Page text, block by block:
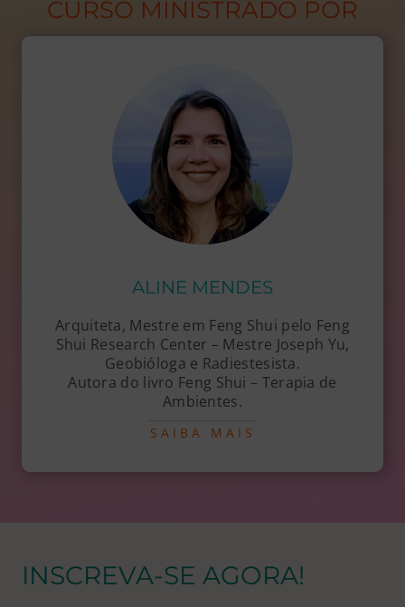
CURSO MINISTRADO POR
ALINE MENDES
Arquiteta, Mestre em Feng Shui pelo Feng
Shui Research Center – Mestre Joseph Yu,
Geobióloga e Radiestesista.
Autora do livro Feng Shui – Terapia de
Ambientes.
SAIBA MAIS
INSCREVA-SE AGORA!